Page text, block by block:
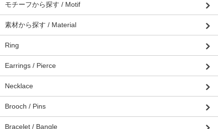
モチーフから探す / Motif
素材から探す / Material
Ring
Earrings / Pierce
Necklace
Brooch / Pins
Bracelet / Bangle